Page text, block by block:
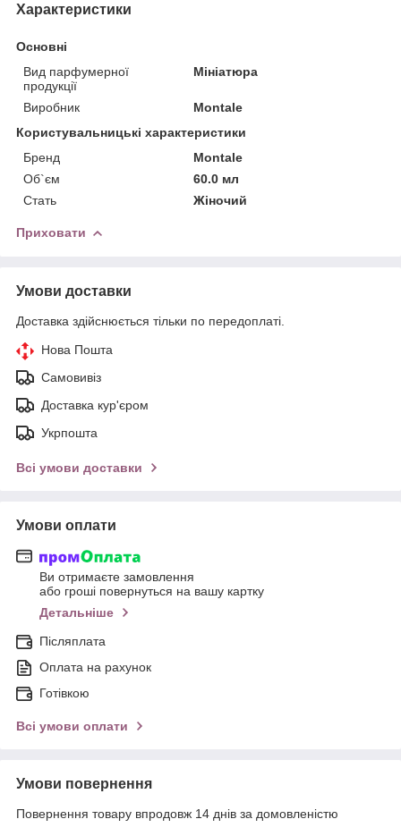
Характеристики
Основні
Вид парфумерної
продукції
Мініатюра
Виробник
Montale
Користувальницькі характеристики
Бренд
Montale
Об`єм
60.0 мл
Стать
Жіночий
Приховати
Умови доставки
Доставка здійснюється тільки по передоплаті.
Нова Пошта
Самовивіз
Доставка кур'єром
Укрпошта
Всі умови доставки
Умови оплати
Ви отримаєте замовлення
або гроші повернуться на вашу картку
Детальніше
Післяплата
Оплата на рахунок
Готівкою
Всі умови оплати
Умови повернення
Повернення товару впродовж 14 днів за домовленістю